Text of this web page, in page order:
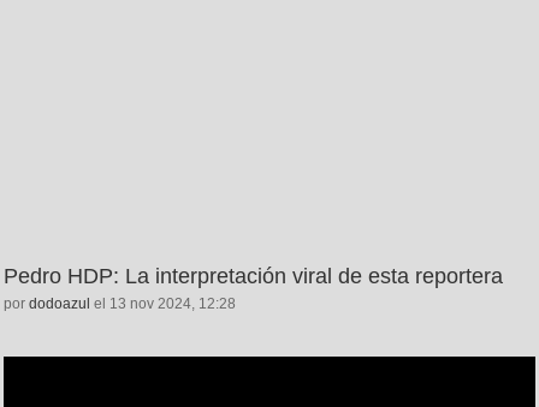
Pedro HDP: La interpretación viral de esta reportera
por dodoazul el 13 nov 2024, 12:28